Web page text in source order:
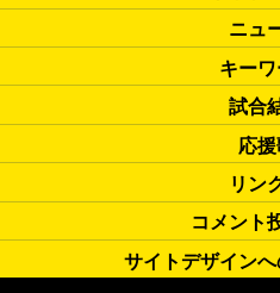
ニュ
キー
試合
応
リン
コメント
サイトデザイン